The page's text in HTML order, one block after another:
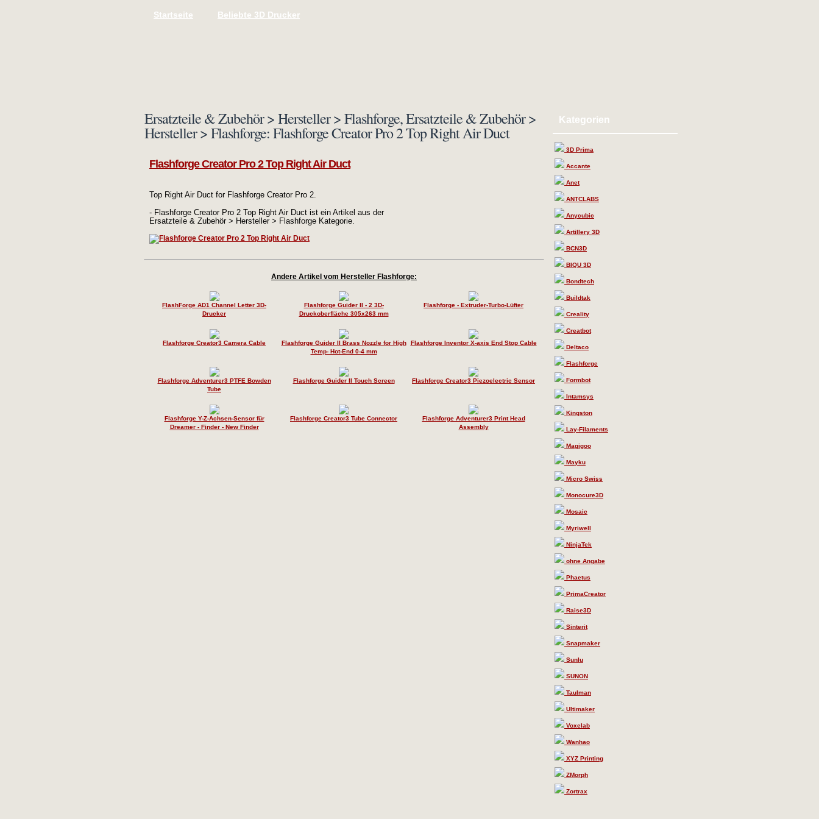
Startseite Beliebte 3D Drucker
Ersatzteile & Zubehör > Hersteller > Flashforge, Ersatzteile & Zubehör >
Hersteller > Flashforge: Flashforge Creator Pro 2 Top Right Air Duct
Flashforge Creator Pro 2 Top Right Air Duct
Top Right Air Duct for Flashforge Creator Pro 2.
- Flashforge Creator Pro 2 Top Right Air Duct ist ein Artikel aus der
Ersatzteile & Zubehör > Hersteller > Flashforge Kategorie.
Andere Artikel vom Hersteller Flashforge:
FlashForge AD1 Channel Letter 3D-
Drucker
Flashforge Guider II - 2 3D-
Druckoberfläche 305x263 mm
Flashforge - Extruder-Turbo-Lüfter
Flashforge Creator3 Camera Cable
Flashforge Guider II Brass Nozzle for High
Temp- Hot-End 0-4 mm
Flashforge Inventor X-axis End Stop Cable
Flashforge Adventurer3 PTFE Bowden
Tube
Flashforge Guider II Touch Screen Flashforge Creator3 Piezoelectric Sensor
Flashforge Y-Z-Achsen-Sensor für
Dreamer - Finder - New Finder
Flashforge Creator3 Tube Connector
Flashforge Adventurer3 Print Head
Assembly
Kategorien
3D Prima
Accante
Anet
ANTCLABS
Anycubic
Artillery 3D
BCN3D
BIQU 3D
Bondtech
Buildtak
Creality
Creatbot
Deltaco
Flashforge
Formbot
Intamsys
Kingston
Lay-Filaments
Magigoo
Mayku
Micro Swiss
Monocure3D
Mosaic
Myriwell
NinjaTek
ohne Angabe
Phaetus
PrimaCreator
Raise3D
Sinterit
Snapmaker
Sunlu
SUNON
Taulman
Ultimaker
Voxelab
Wanhao
XYZ Printing
ZMorph
Zortrax